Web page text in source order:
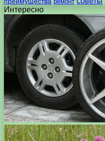
Интересно